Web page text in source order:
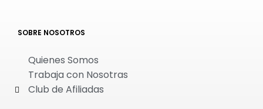
SOBRE NOSOTROS
Quienes Somos
Trabaja con Nosotras
Club de Afiliadas